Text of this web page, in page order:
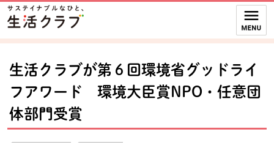
ページの先頭です。
本文へジャンプする。
ここからサイト内共通メニューです。
サイト内共通メニューをスキップする
サイト内共通メニューここまで。
生活クラブが第６回環境省グッドライ
フアワード 環境大臣賞NPO・任意団
体部門受賞